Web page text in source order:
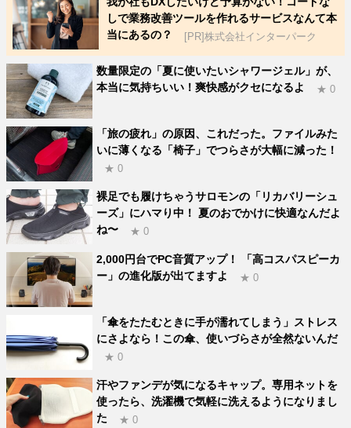
しで業務改善ツールを作れるサービスなんて本
当にあるの？
[PR]株式会社インターパーク
数量限定の「夏に使いたいシャワージェル」が、
本当に気持ちいい！爽快感がクセになるよ
★ 0
「旅の疲れ」の原因、これだった。ファイルみた
いに薄くなる「椅子」でつらさが大幅に減った！
★ 0
裸足でも履けちゃうサロモンの「リカバリーシュ
ーズ」にハマり中！ 夏のおでかけに快適なんだよ
ね〜
★ 0
2,000円台でPC音質アップ！ 「高コスパスピーカ
ー」の進化版が出てますよ
★ 0
「傘をたたむときに手が濡れてしまう」ストレス
にさよなら！この傘、使いづらさが全然ないんだ
★ 0
汗やファンデが気になるキャップ。専用ネットを
使ったら、洗濯機で気軽に洗えるようになりまし
た
★ 0